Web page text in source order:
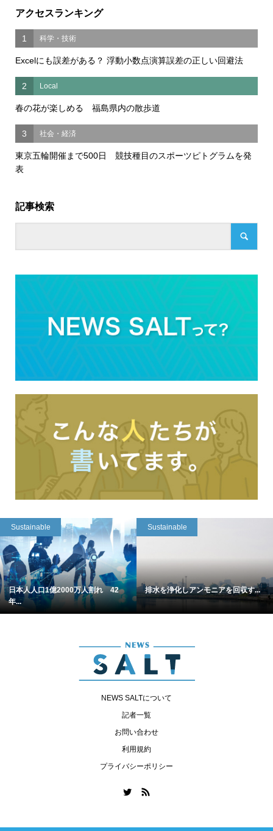
アクセスランキング
1 科学・技術
Excelにも誤差がある？ 浮動小数点演算誤差の正しい回避法
2 Local
春の花が楽しめる 福島県内の散歩道
3 社会・経済
東京五輪開催まで500日 競技種目のスポーツピトグラムを発
表
記事検索
Sustainable
日本人人口1億2000万人割れ 42
年...
Sustainable
排水を浄化しアンモニアを回収す...
NEWS SALTについて
記者一覧
お問い合わせ
利用規約
プライバシーポリシー